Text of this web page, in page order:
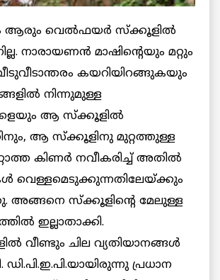
ആരും വെല്‍ഫയര്‍ സ്‌ക്കൂളില്‍
നാരായണന്‍ മാഷിന്റെയും മറ്റും
കയറിയിറങ്ങുകയും
നിന്നുമുള്ള
ആ സ്‌ക്കൂളില്‍
ആ സ്‌ക്കൂളിനു മുറ്റത്തുള്ള
കിണര്‍ നവീകരിച്ച് അതില്‍
വെള്ളമെടുക്കുന്നതിലേയ്ക്കും
അങ്ങനെ സ്‌ക്കൂളിന്റെ മേലുള്ള
ഇല്ലാതാക്കി.
വീണ്ടും ചില വ്യതിയാനങ്ങള്‍
പ്രധാന